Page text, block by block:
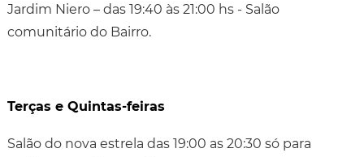
Jardim Niero – das 19:40 às 21:00 hs - Salão
comunitário do Bairro.
Terças e Quintas-feiras
Salão do nova estrela das 19:00 as 20:30 só para